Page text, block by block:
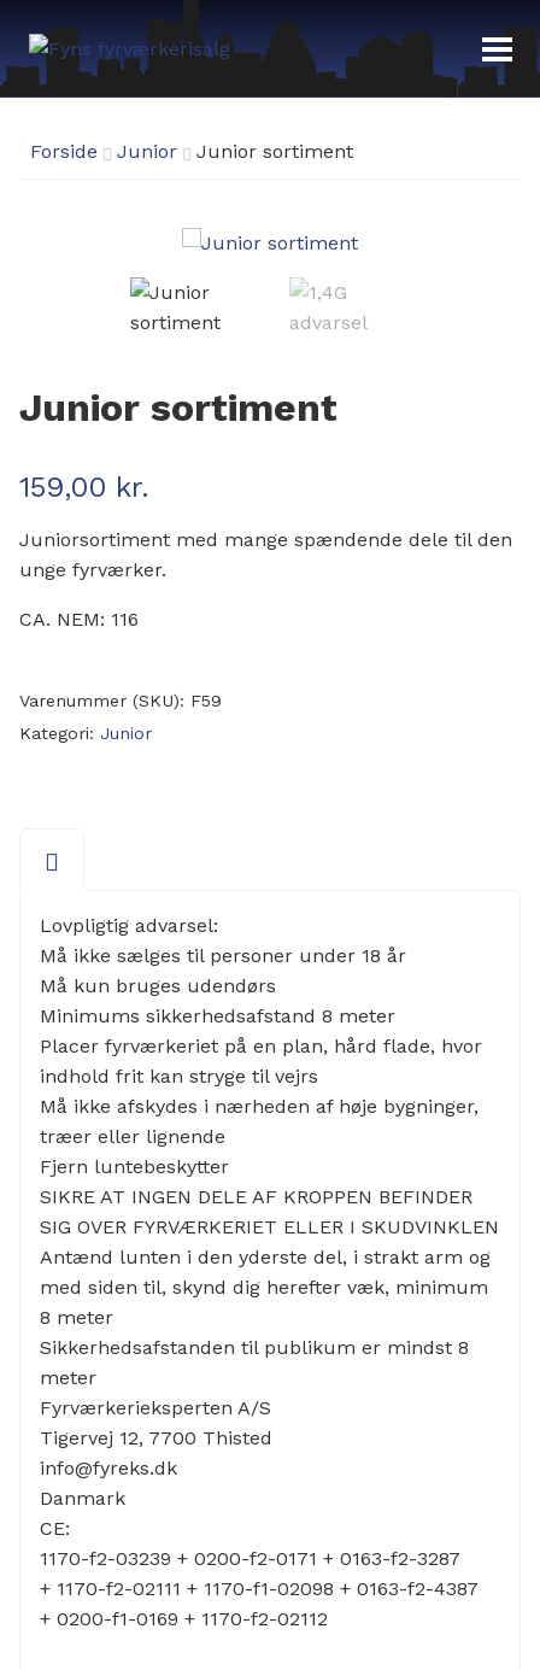
Forside Junior Junior sortiment
Junior sortiment
159,00 kr.
Juniorsortiment med mange spændende dele til den
unge fyrværker.
CA. NEM: 116
Varenummer (SKU): F59
Kategori: Junior
Lovpligtig advarsel:
Må ikke sælges til personer under 18 år
Må kun bruges udendørs
Minimums sikkerhedsafstand 8 meter
Placer fyrværkeriet på en plan, hård flade, hvor
indhold frit kan stryge til vejrs
Må ikke afskydes i nærheden af høje bygninger,
træer eller lignende
Fjern luntebeskytter
SIKRE AT INGEN DELE AF KROPPEN BEFINDER
SIG OVER FYRVÆRKERIET ELLER I SKUDVINKLEN
Antænd lunten i den yderste del, i strakt arm og
med siden til, skynd dig herefter væk, minimum
8 meter
Sikkerhedsafstanden til publikum er mindst 8
meter
Fyrværkerieksperten A/S
Tigervej 12, 7700 Thisted
info@fyreks.dk
Danmark
CE:
1170-f2-03239 + 0200-f2-0171 + 0163-f2-3287
+ 1170-f2-02111 + 1170-f1-02098 + 0163-f2-4387
+ 0200-f1-0169 + 1170-f2-02112